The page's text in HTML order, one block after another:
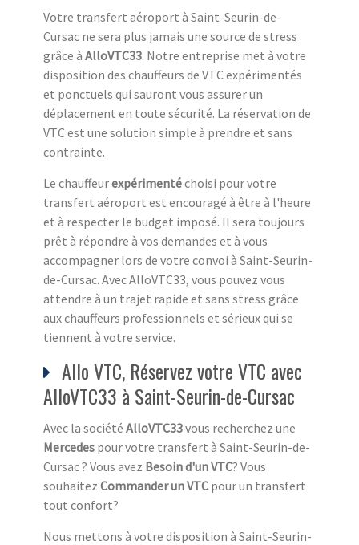
Votre transfert aéroport à Saint-Seurin-de-
Cursac ne sera plus jamais une source de stress
grâce à AlloVTC33. Notre entreprise met à votre
disposition des chauffeurs de VTC expérimentés
et ponctuels qui sauront vous assurer un
déplacement en toute sécurité. La réservation de
VTC est une solution simple à prendre et sans
contrainte.
Le chauffeurexpérimentéchoisi pour votre
transfert aéroport est encouragé à être à l'heure
et à respecter le budget imposé. Il sera toujours
prêt à répondre à vos demandes et à vous
accompagner lors de votre convoi à Saint-Seurin-
de-Cursac. Avec AlloVTC33, vous pouvez vous
attendre à un trajet rapide et sans stress grâce
aux chauffeurs professionnels et sérieux qui se
tiennent à votre service.
Allo VTC, Réservez votre VTC avec
AlloVTC33 à Saint-Seurin-de-Cursac
Avec la société AlloVTC33vous recherchez une
Mercedes pour votre transfert à Saint-Seurin-de-
Cursac ? Vous avez Besoin d'un VTC? Vous
souhaitez Commander un VTC pour un transfert
tout confort?
Nous mettons à votre disposition à Saint-Seurin-